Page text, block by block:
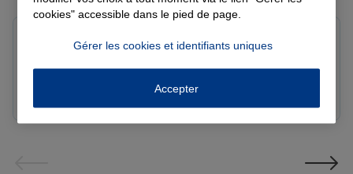
Note de 5 sur 5
Le 07/08/2026 - Agence NANTERRE
Merci à Madi pour son écoute et ces conseils précieux.
Réactif et efficace le service impeccable
Yayaya M.
cookies" accessible dans le pied de page.
Gérer les cookies et identifiants uniques
Accepter